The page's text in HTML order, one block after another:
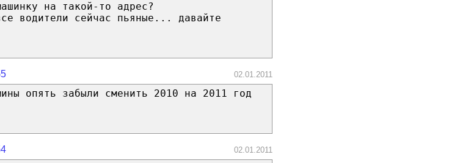
на такой-то адрес?
водители сейчас пьяные... давайте
02.01.2011
опять забыли сменить 2010 на 2011 год
02.01.2011